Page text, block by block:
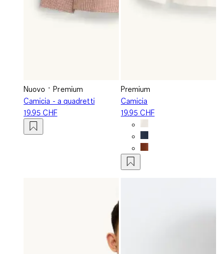
Nuovo
Premium
Camicia - a quadretti
19.95 CHF
Premium
Camicia
19.95 CHF